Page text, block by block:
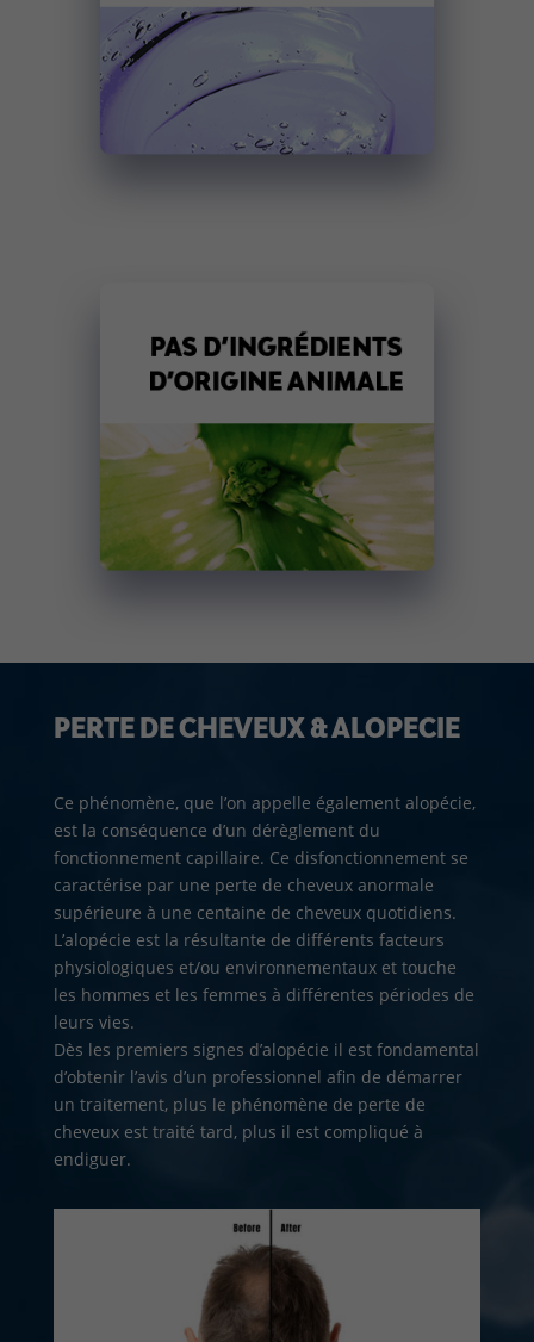
PERTE DE CHEVEUX & ALOPECIE
Ce phénomène, que l’on appelle également alopécie,
est la conséquence d’un dérèglement du
fonctionnement capillaire. Ce disfonctionnement se
caractérise par une perte de cheveux anormale
supérieure à une centaine de cheveux quotidiens.
L’alopécie est la résultante de différents facteurs
physiologiques et/ou environnementaux et touche
les hommes et les femmes à différentes périodes de
leurs vies.
Dès les premiers signes d’alopécie il est fondamental
d’obtenir l’avis d’un professionnel afin de démarrer
un traitement, plus le phénomène de perte de
cheveux est traité tard, plus il est compliqué à
endiguer.